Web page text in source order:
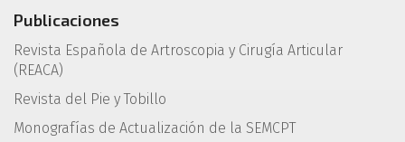
Publicaciones
Revista Española de Artroscopia y Cirugía Articular
(REACA)
Revista del Pie y Tobillo
Monografías de Actualización de la SEMCPT